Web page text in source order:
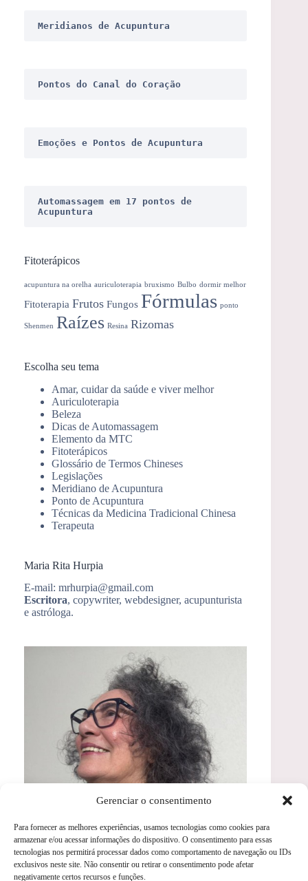
Gerenciar o consentimento
Para fornecer as melhores experiências, usamos tecnologias como cookies para
armazenar e/ou acessar informações do dispositivo. O consentimento para essas
tecnologias nos permitirá processar dados como comportamento de navegação ou IDs
exclusivos neste site. Não consentir ou retirar o consentimento pode afetar
negativamente certos recursos e funções.
Meridianos de Acupuntura
Pontos do Canal do Coração
Emoções e Pontos de Acupuntura
Automassagem em 17 pontos de
Acupuntura
Fitoterápicos
acupuntura na orelha auriculoterapia bruxismo Bulbo dormir melhor
Fitoterapia Frutos Fungos Fórmulas ponto
Shenmen Raízes Resina Rizomas
Escolha seu tema
Amar, cuidar da saúde e viver melhor
Auriculoterapia
Beleza
Dicas de Automassagem
Elemento da MTC
Fitoterápicos
Glossário de Termos Chineses
Legislações
Meridiano de Acupuntura
Ponto de Acupuntura
Técnicas da Medicina Tradicional Chinesa
Terapeuta
Maria Rita Hurpia
E-mail: mrhurpia@gmail.com
Escritora, copywriter, webdesigner, acupunturista
e astróloga.
Artigos Recentes
Reflexologia Podal